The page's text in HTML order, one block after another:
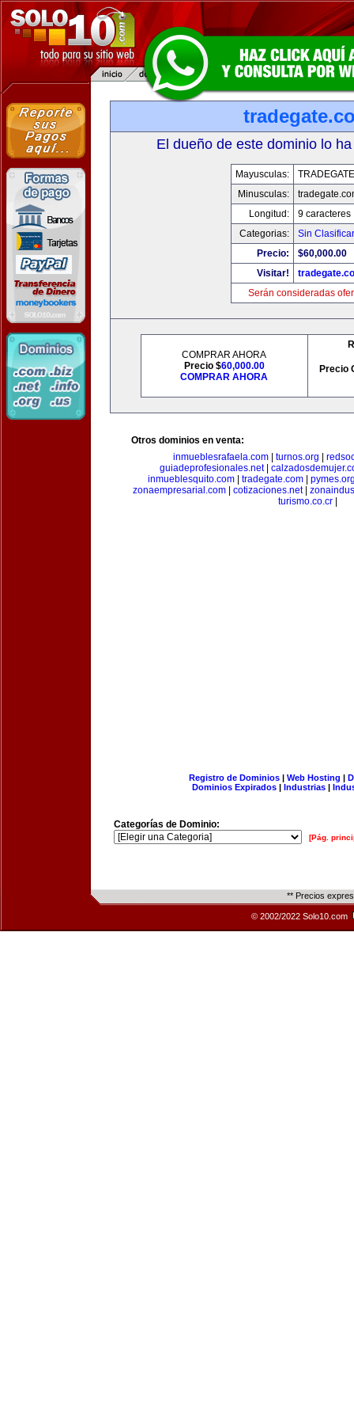
El dueño de este dominio lo
Mayusculas:
Minusculas:
Longitud:
9 caracteres
Categorias:
Sin Clasificar
Precio:
$60,000.00
Visitar!
Serán consideradas
COMPRAR AHORA
Precio $60,000.00
COMPRAR AHORA
Precio
Otros dominios en venta:
inmueblesrafaela.com
turnos.org
guiadeprofesionales.net|
inmueblesquito.com
tradegate.com
zonaempresarial.com| cotizaciones.net|
turismo.co.cr|
Registro de Dominios| Web Hosting |
Dominios Expirados | Industrias |
Categorías de Dominio:
[Pág.
** Precios
© 2002/2022 Solo10.com